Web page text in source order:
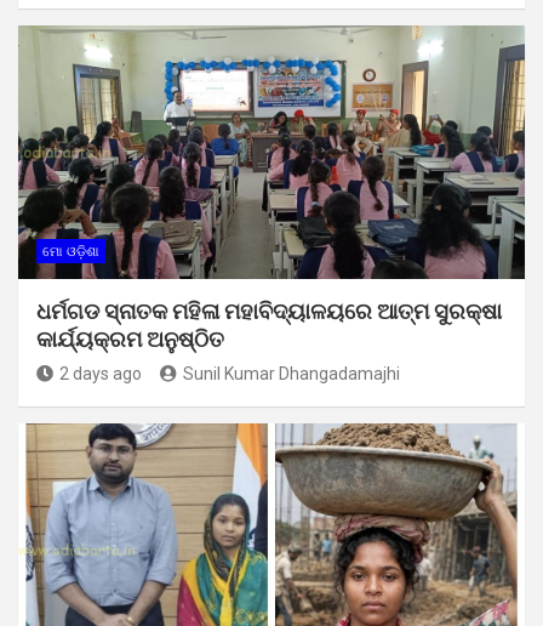
ମୋ ଓଡ଼ିଶା
ଧର୍ମଗଡ ସ୍ନାତକ ମହିଳା ମହାବିଦ୍ୟାଳୟରେ ଆତ୍ମ ସୁରକ୍ଷା
କାର୍ଯ୍ୟକ୍ରମ ଅନୁଷ୍ଠିତ
2 days ago Sunil Kumar Dhangadamajhi